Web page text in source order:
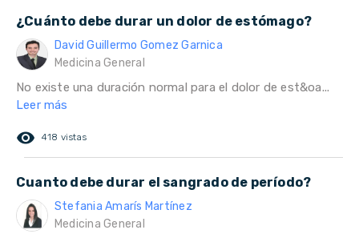
¿Cuánto debe durar un dolor de estómago?
David Guillermo Gomez Garnica
Medicina General
No existe una duración normal para el dolor de est&oa...
Leer más
remove_red_eye 418 vistas
Cuanto debe durar el sangrado de período?
Stefania Amarís Martínez
Medicina General